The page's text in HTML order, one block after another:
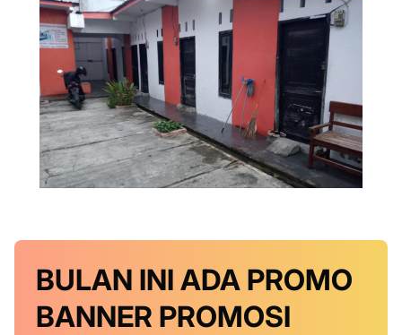
BULAN INI ADA PROMO
BANNER PROMOSI